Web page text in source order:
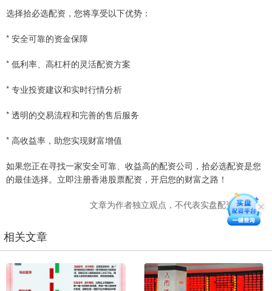
选择拾必选配资，您将享受以下优势：
* 安全可靠的资金保障
* 低利率、高杠杆的灵活配资方案
* 专业投资建议和实时行情分析
* 透明的交易流程和完善的售后服务
* 高收益率，助您实现财富增值
如果您正在寻找一家安全可靠、收益高的配资公司，拾必选配资是您
的最佳选择。立即注册香港股票配资，开启您的财富之路！
文章为作者独立观点，不代表实盘配资网观点
相关文章